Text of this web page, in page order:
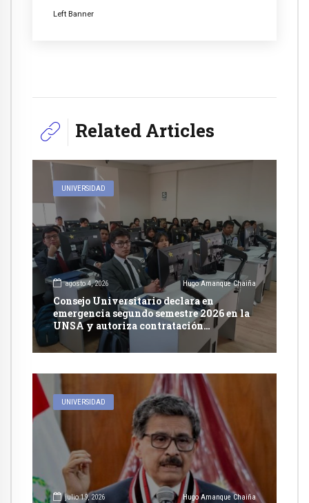
Left Banner
Related Articles
UNIVERSIDAD
agosto 4, 2026 Hugo Amanque Chaiña
Consejo Universitario declara en
emergencia segundo semestre 2026 en la
UNSA y autoriza contratación
excepcional de docentes
UNIVERSIDAD
julio 19, 2026 Hugo Amanque Chaiña